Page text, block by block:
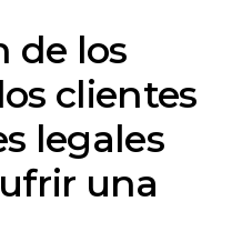
de los
clientes
legales
una